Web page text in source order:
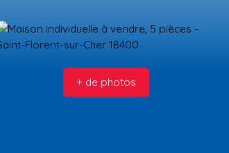
NOS FORMATIONS BLOG CONTACT
+ de photos